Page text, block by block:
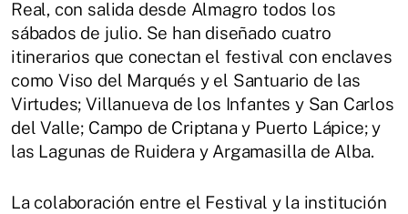
Real, con salida desde Almagro todos los
sábados de julio. Se han diseñado cuatro
itinerarios que conectan el festival con enclaves
como Viso del Marqués y el Santuario de las
Virtudes; Villanueva de los Infantes y San Carlos
del Valle; Campo de Criptana y Puerto Lápice; y
las Lagunas de Ruidera y Argamasilla de Alba.
La colaboración entre el Festival y la institución